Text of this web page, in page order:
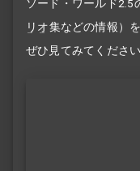
ソード・ワールド2.5
リオ集などの情報）
ぜひ見てみてください